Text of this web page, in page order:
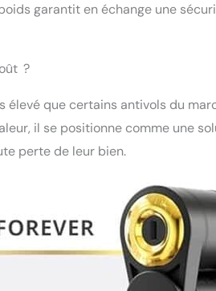
garantit en échange une
?
élevé que certains antivols du
il se positionne comme une
perte de leur bien.